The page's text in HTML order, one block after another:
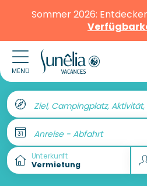
Sommer 2026:
MENÜ
Ziel, Campingplatz, Aktivität,
Anreise - Abfahrt
Unterkunft